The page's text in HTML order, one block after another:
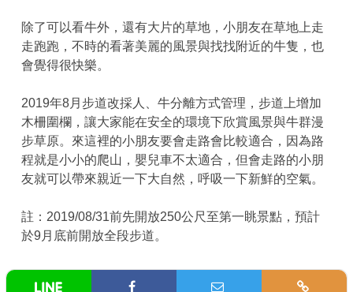
除了可以看牛外，還有大片的草地，小朋友在草地上走
走跑跑，不時的看著美麗的風景與找找附近的牛隻，也
會覺得很快樂。
2019年8月步道改採人、牛分離方式管理，步道上增加
木柵圍欄，讓大家能在安全的環境下欣賞風景與牛群漫
步草原。來這裡的小朋友要會走路會比較適合，因為路
程就是小小的爬山，嬰兒車不太適合，但會走路的小朋
友就可以帶來親近一下大自然，呼吸一下新鮮的空氣。
註：2019/08/31前先開放250公尺至第一眺景點，預計
於9月底前開放全段步道。